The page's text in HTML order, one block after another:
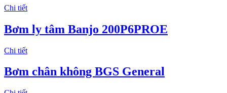
Chi tiết
Bơm ly tâm Banjo 200P6PROE
Chi tiết
Bơm chân không BGS General